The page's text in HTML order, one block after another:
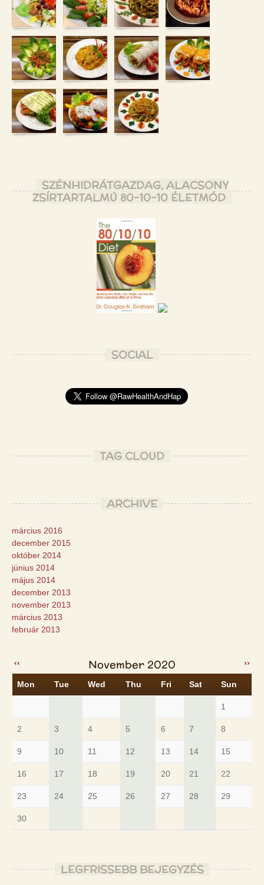
SZÉNHIDRÁTGAZDAG, ALACSONY
ZSÍRTARTALMÚ 80-10-10 ÉLETMÓD
SOCIAL
TAG CLOUD
ARCHIVE
március 2016
december 2015
október 2014
június 2014
május 2014
december 2013
november 2013
március 2013
február 2013
‹‹ ››
November 2020
Mon Tue Wed Thu Fri Sat Sun
1
2 3 4 5 6 7 8
9 10 11 12 13 14 15
16 17 18 19 20 21 22
23 24 25 26 27 28 29
30
LEGFRISSEBB BEJEGYZÉS